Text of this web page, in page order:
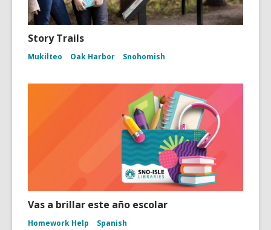
Story Trails
Mukilteo Oak Harbor Snohomish
Vas a brillar este año escolar
Homework Help Spanish